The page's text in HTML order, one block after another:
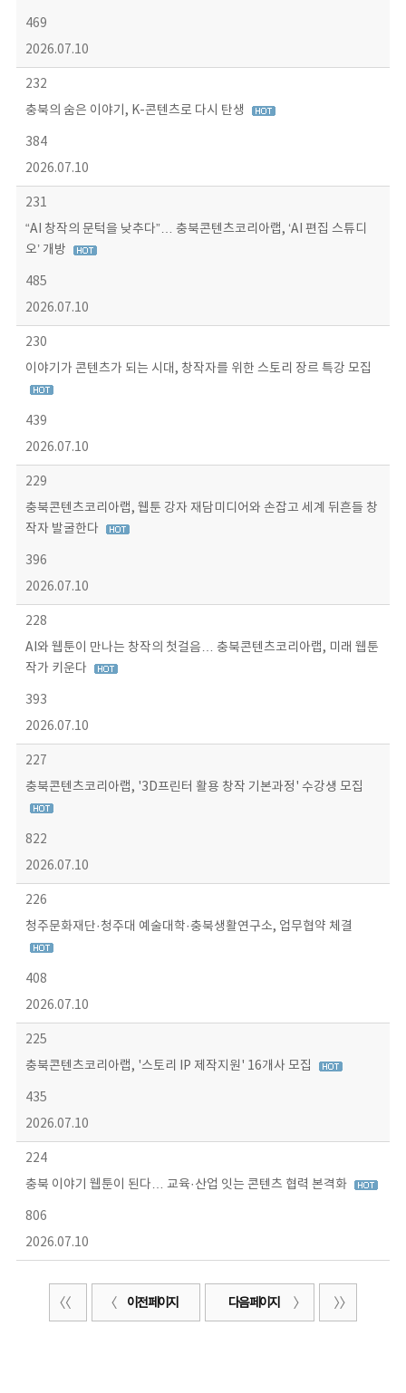
469
2026.07.10
232
충북의 숨은 이야기, K-콘텐츠로 다시 탄생
384
2026.07.10
231
“AI 창작의 문턱을 낮추다”… 충북콘텐츠코리아랩, ‘AI 편집 스튜디
오’ 개방
485
2026.07.10
230
이야기가 콘텐츠가 되는 시대, 창작자를 위한 스토리 장르 특강 모집
439
2026.07.10
229
충북콘텐츠코리아랩, 웹툰 강자 재담미디어와 손잡고 세계 뒤흔들 창
작자 발굴한다
396
2026.07.10
228
AI와 웹툰이 만나는 창작의 첫걸음… 충북콘텐츠코리아랩, 미래 웹툰
작가 키운다
393
2026.07.10
227
충북콘텐츠코리아랩, '3D프린터 활용 창작 기본과정' 수강생 모집
822
2026.07.10
226
청주문화재단·청주대 예술대학·충북생활연구소, 업무협약 체결
408
2026.07.10
225
충북콘텐츠코리아랩, '스토리 IP 제작지원' 16개사 모집
435
2026.07.10
224
충북 이야기 웹툰이 된다… 교육·산업 잇는 콘텐츠 협력 본격화
806
2026.07.10
이전 페이지 다음 페이지